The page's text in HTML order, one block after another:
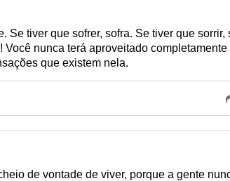
Se tiver que sofrer, sofra. Se tiver que sorrir,
Você nunca terá aproveitado
que existem nela.
de vontade de viver, porque a gente